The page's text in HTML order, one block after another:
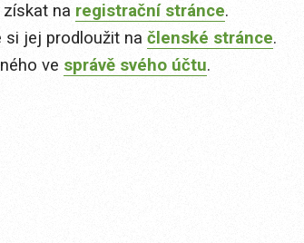
na registrační stránce.
si jej prodloužit na členské stránce.
ve správě svého účtu.